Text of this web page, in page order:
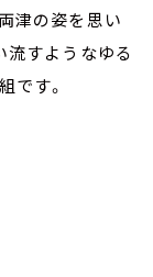
津の姿を思い
流すようなゆる
です。